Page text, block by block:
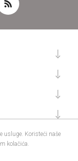
usluge. Koristeći naše
kolačića.